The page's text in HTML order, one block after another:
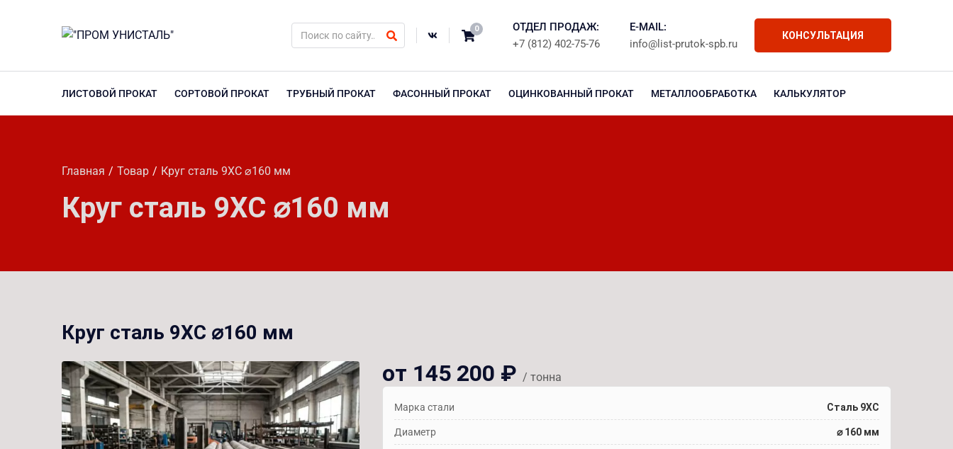
0
КОНСУЛЬТАЦИЯ
ОТДЕЛ ПРОДАЖ:
+7 (812) 402-75-76
E-MAIL:
info@list-prutok-spb.ru
ЛИСТОВОЙ ПРОКАТ СОРТОВОЙ ПРОКАТ ТРУБНЫЙ ПРОКАТ ФАСОННЫЙ ПРОКАТ ОЦИНКОВАННЫЙ ПРОКАТ МЕТАЛЛООБРАБОТКА КАЛЬКУЛЯТОР
Главная Товар Круг сталь 9ХС ⌀160 мм
Круг сталь 9ХС ⌀160 мм
Круг сталь 9ХС ⌀160 мм
от 145 200 ₽ / тонна
Марка стали Сталь 9ХС
Диаметр ⌀ 160 мм